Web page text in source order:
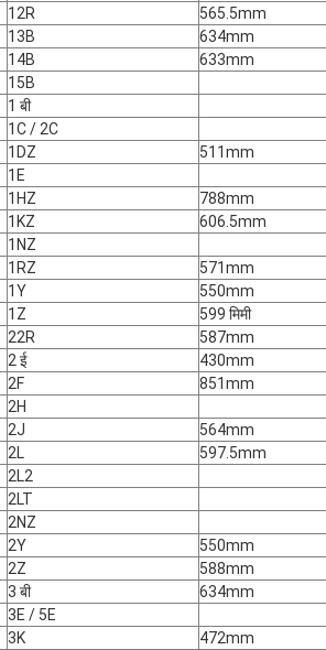
12R
565.5mm
13B
634mm
14B
633mm
15B
1 बी
1C / 2C
1DZ
511mm
1E
1HZ
788mm
1KZ
606.5mm
1NZ
1RZ
571mm
1Y
550mm
1Z
599 मिमी
22R
587mm
2 ई
430mm
2F
851mm
2H
2J
564mm
2L
597.5mm
2L2
2LT
2NZ
2Y
550mm
2Z
588mm
3 बी
634mm
3E / 5E
3K
472mm